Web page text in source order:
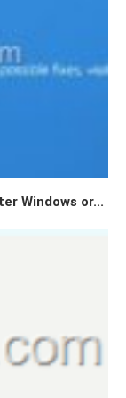
Windows or...